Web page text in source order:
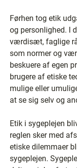
Førhen tog etik
og personlighed. I
værdisæt, faglige
som normer og
beskuere af egen
brugere af etiske
mulige eller
at se sig selv og
Etik i sygeplejen
reglen sker med
etiske dilemmaer
sygeplejen.